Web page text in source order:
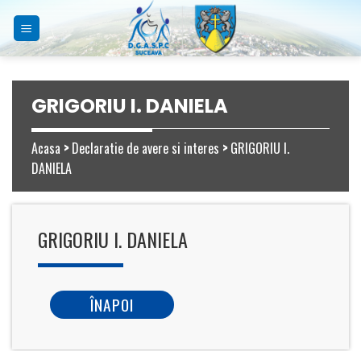
content
GRIGORIU I. DANIELA
Acasa >Declaratie de avere si interes >GRIGORIU I.
DANIELA
GRIGORIU I. DANIELA
ÎNAPOI